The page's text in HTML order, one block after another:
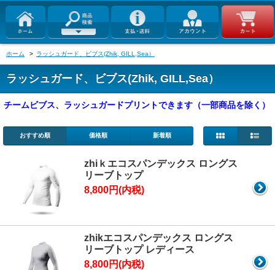
ホーム > ラッシュガード、ビブス(Zhik, GILL,Sea）
ラッシュガード、ビブス(Zhik, GILL,Sea）
チームビブス、ラッシュガードプリントできます（一部商品を除く）
おすすめ順 価格順 新着順
zhiｋエコスパンデックス ロングス
リーブトップ
8,800円(内税)
zhikエコスパンデックス ロングス
リーブトップ レディース
8,800円(内税)